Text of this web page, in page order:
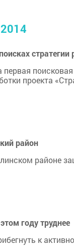
стратегии
проекта
район
районе
году труднее
к